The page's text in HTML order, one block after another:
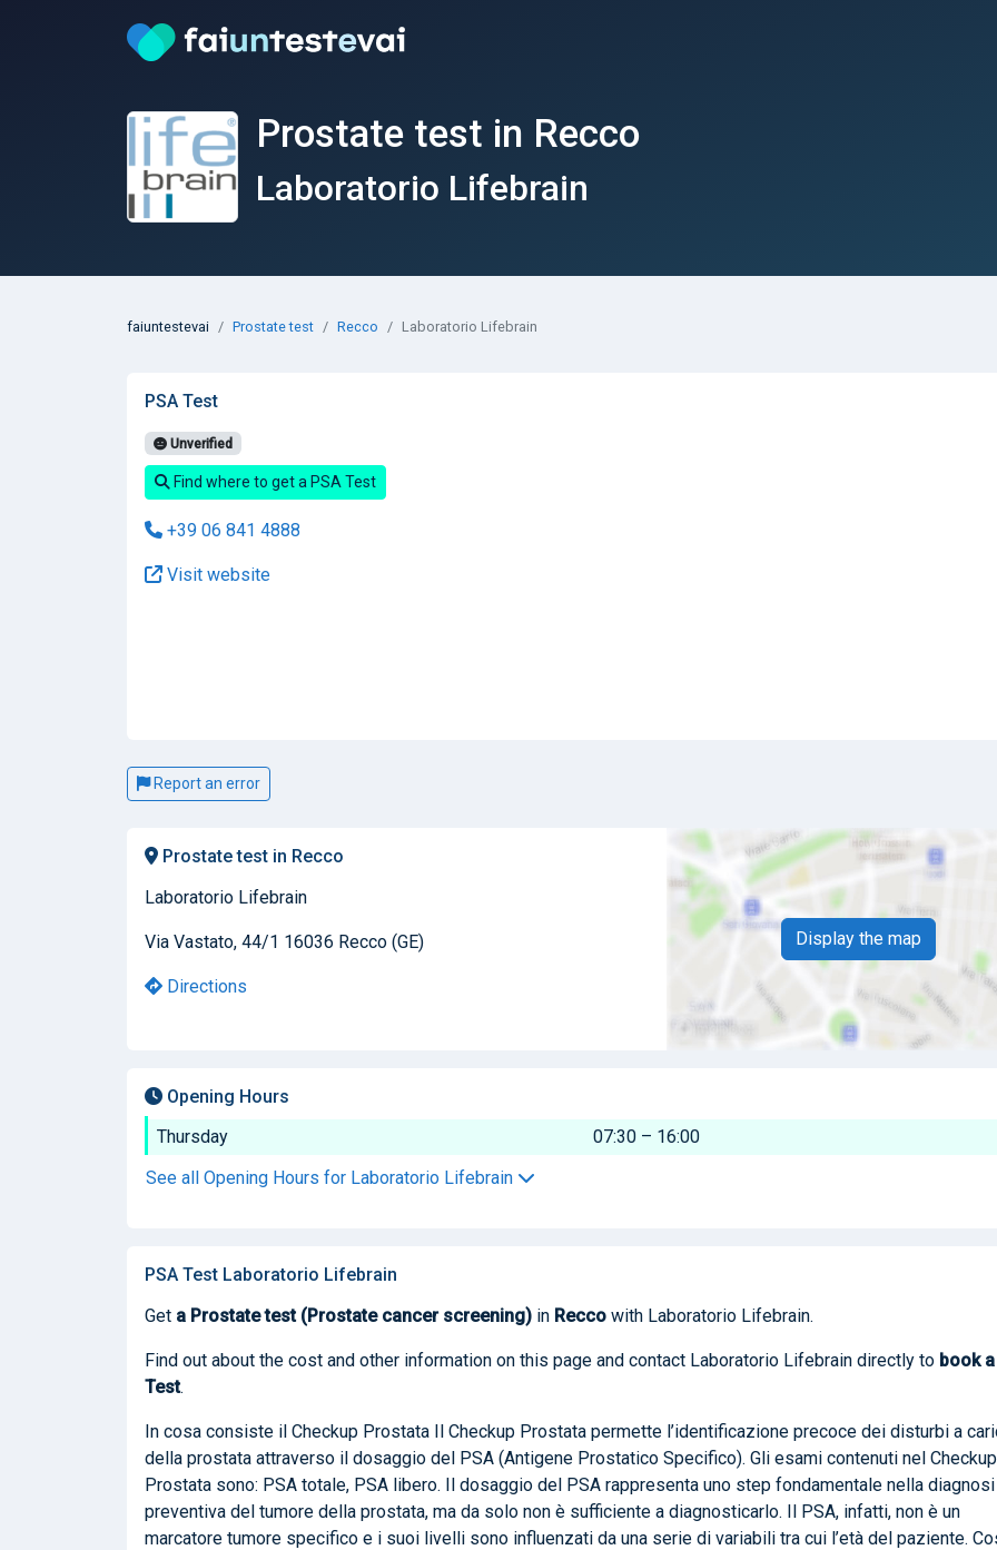
Prostate test in Recco
Laboratorio Lifebrain
faiuntestevai Prostate test Recco Laboratorio Lifebrain
PSA Test
Unverified
Find where to get a PSA Test
+39 06 841 4888
Visit website
Report an error
Prostate test in Recco
Laboratorio Lifebrain
Via Vastato, 44/1 16036 Recco (GE)
Directions
Display the map
Opening Hours
Thursday
07:30 – 16:00
See all Opening Hours for Laboratorio Lifebrain
PSA Test Laboratorio Lifebrain
Get a Prostate test (Prostate cancer screening) in Recco with Laboratorio Lifebrain.
Find out about the cost and other information on this page and contact Laboratorio Lifebrain directly to book
Test.
In cosa consiste il Checkup Prostata Il Checkup Prostata permette l’identificazione precoce dei disturbi a
della prostata attraverso il dosaggio del PSA (Antigene Prostatico Specifico). Gli esami contenuti nel Checkup
Prostata sono: PSA totale, PSA libero. Il dosaggio del PSA rappresenta uno step fondamentale nella diagnosi
preventiva del tumore della prostata, ma da solo non è sufficiente a diagnosticarlo. Il PSA, infatti, non è un
marcatore tumore specifico e i suoi livelli sono influenzati da una serie di variabili tra cui l’età del paziente.